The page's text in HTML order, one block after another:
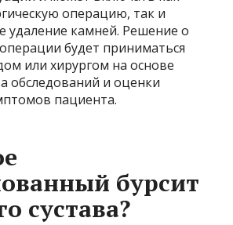
операцию, так и
удаление камней. Решение о
будет приниматься
или хирургом на основе
обследований и оценки
пациента.
бурсит
сустава?